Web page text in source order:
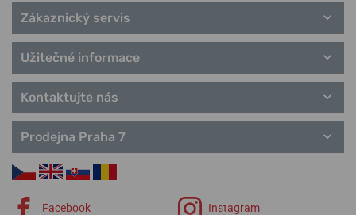
Zákaznický servis
Užitečné informace
Kontaktujte nás
Prodejna Praha 7
Facebook Instagram